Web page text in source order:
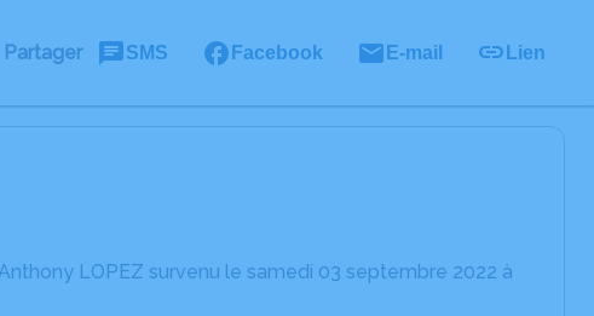
Partager SMS Facebook E-mail Lien
LOPEZ survenu le samedi 03 septembre 2022 à